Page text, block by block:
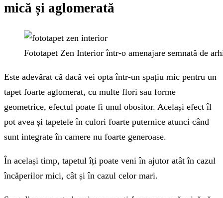
mică și aglomerată
Fototapet Zen Interior într-o amenajare semnată de
Este adevărat că dacă vei opta într-un spațiu mic pentru un
tapet foarte aglomerat, cu multe flori sau forme
geometrice, efectul poate fi unul obositor. Același efect îl
pot avea și tapetele în culori foarte puternice atunci când
sunt integrate în camere nu foarte generoase.
În același timp, tapetul îți poate veni în ajutor atât în cazul
încăperilor mici, cât și în cazul celor mari.